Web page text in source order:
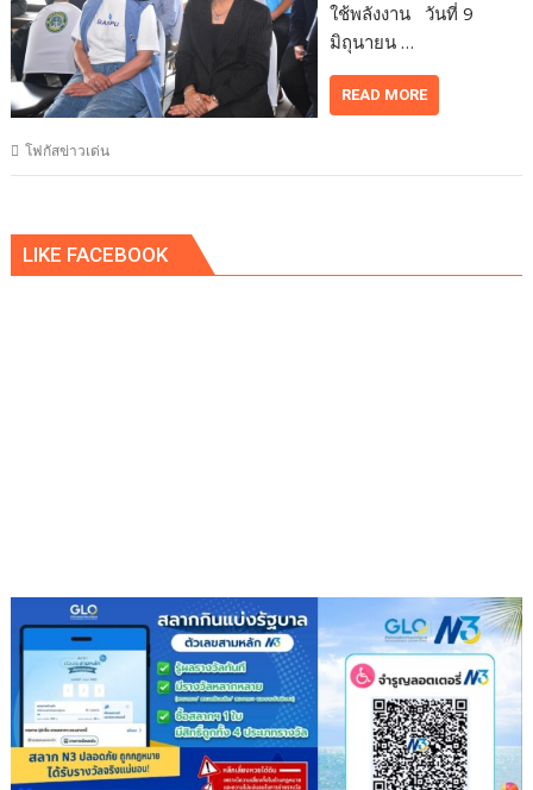
ใช้พลังงาน วันที่ 9
มิถุนายน …
READ MORE
โฟกัสข่าวเด่น
LIKE FACEBOOK